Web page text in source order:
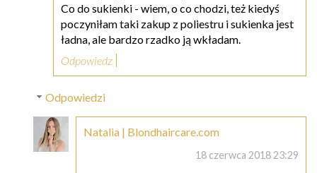
Co do sukienki - wiem, o co chodzi, też kiedyś
poczyniłam taki zakup z poliestru i sukienka jest
ładna, ale bardzo rzadko ją wkładam.
Odpowiedz
Odpowiedzi
Natalia | Blondhaircare.com
18 czerwca 2018 23:29